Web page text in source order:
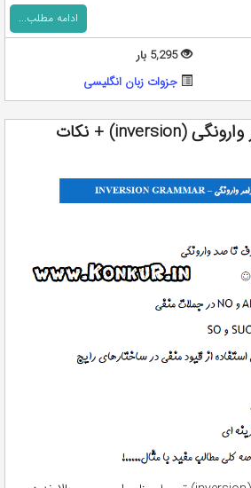
ادامه مطلب...
5,295 بار
جزوات زبان انگلیسی
جزوه ساختار گرامر وارونگی (inversion) + نکات